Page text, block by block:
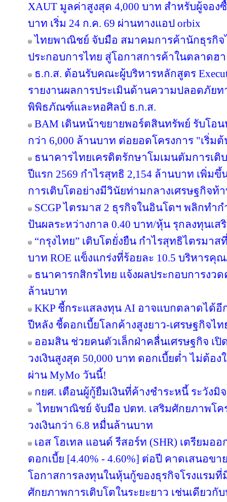
XAUT มูลค่าสูงสุด 4,000 บาท สำหรับผู้จอง
บาท เริ่ม 24 ก.ค. 69 ผ่านทางแอป orbix
ไทยพาณิชย์ จับมือ สมาคมการค้านักธุรกิ
ประกอบการไทย สู่โอกาสการค้าในตลาดฮ
ธ.ก.ส. ต้อนรับคณะผู้บริหารหลักสูตร
รายงานผลการประเมินด้านความปลอดภัยท
พิพิธภัณฑ์และหอศิลป์ ธ.ก.ส.
BAM เดินหน้าขยายพอร์ตสินทรัพย์ รับโอ
กว่า 6,000 ล้านบาท ต่อยอดโครงการ "เริ่ม
ธนาคารไทยเครดิตรักษาโมเมนตัมการเติ
ปีแรก 2569 กำไรสุทธิ 2,154 ล้านบาท เพิ่ม
การเติบโตอย่างมีวินัยท่ามกลางเศรษฐกิจท้
SCGP ไตรมาส 2 ธุรกิจในอินโดฯ พลิกทำ
ปันผลระหว่างกาล 0.40 บาท/หุ้น รุกลงทุนเ
“กรุงไทย” เติบโตยั่งยืน กำไรสุทธิไตรมาส
บาท ROE แข็งแกร่งที่ร้อยละ 10.5 บริหาร
ธนาคารกสิกรไทย แจ้งผลประกอบการงวด
ล้านบาท
KKP ชี้กระแสลงทุน AI อาจแบกตลาดได้อี
ปีหลัง ชี้ดอกเบี้ยโลกค้างสูงยาว-เศรษฐกิจไท
ออมสิน ช่วยคนตัวเล็กฝ่าคลื่นเศรษฐกิจ เ
วงเงินสูงสุด 50,000 บาท ดอกเบี้ยต่ำ ไม่ต้
ผ่าน MyMo วันนี้!
กยศ. เตือนผู้กู้ยืมเงินที่ค้างชำระหนี้ ระวัง
ไทยพาณิชย์ จับมือ ปตท. เสริมศักยภาพโค
วงเงินกว่า 6.8 หมื่นล้านบาท
เอส โฮเทล แอนด์ รีสอร์ท (SHR) เตรียมอ
ดอกเบี้ย [4.40% - 4.60%] ต่อปี คาดเสนอขา
โอกาสการลงทุนในหุ้นกู้ของธุรกิจโรงแรม
ศักยภาพการเติบโตในระยะยาว เช่นเดียวกั